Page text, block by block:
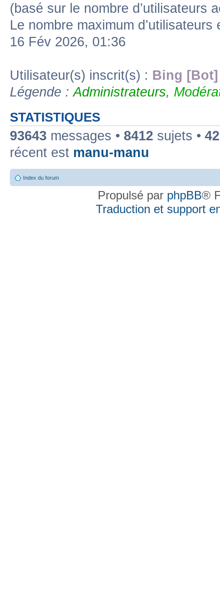
(basé sur le nombre d’utilisateurs
Le nombre maximum
16 Fév 2026, 01:36
Utilisateur(s) inscrit(s) : Bing [Bot]
Légende :Administrateurs,
STATISTIQUES
93643 messages • 8412 sujets •
récent est manu-manu
Index du forum
Propulsé par phpBB®
Traduction et support